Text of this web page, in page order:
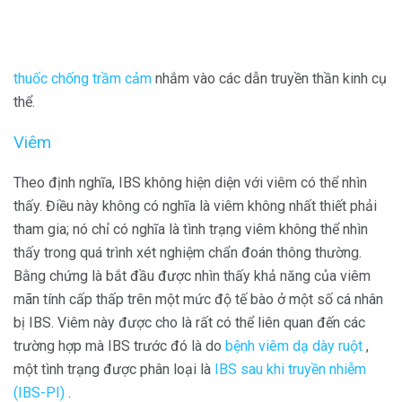
thuốc chống trầm cảm nhắm vào các dẫn truyền thần kinh cụ
thể.
Viêm
Theo định nghĩa, IBS không hiện diện với viêm có thể nhìn
thấy. Điều này không có nghĩa là viêm không nhất thiết phải
tham gia; nó chỉ có nghĩa là tình trạng viêm không thể nhìn
thấy trong quá trình xét nghiệm chẩn đoán thông thường.
Bằng chứng là bắt đầu được nhìn thấy khả năng của viêm
mãn tính cấp thấp trên một mức độ tế bào ở một số cá nhân
bị IBS. Viêm này được cho là rất có thể liên quan đến các
trường hợp mà IBS trước đó là do bệnh viêm dạ dày ruột ,
một tình trạng được phân loại là IBS sau khi truyền nhiễm
(IBS-PI) .